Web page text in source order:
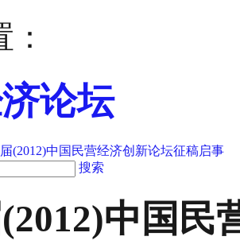
论坛
(2012)中国民营经济创新论坛征稿启事
搜索
中国民